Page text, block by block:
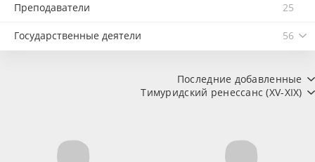
Преподаватели 25
Государственные деятели 56
Последние добавленные
Тимуридский ренессанс (XV-XIX)